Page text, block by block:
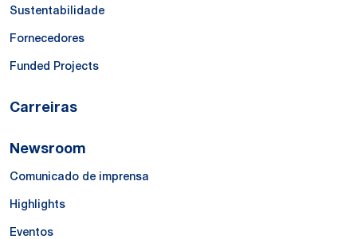
Sustentabilidade
Fornecedores
Funded Projects
Carreiras
Newsroom
Comunicado de imprensa
Highlights
Eventos